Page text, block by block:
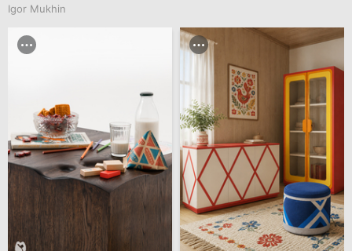
Igor Mukhin